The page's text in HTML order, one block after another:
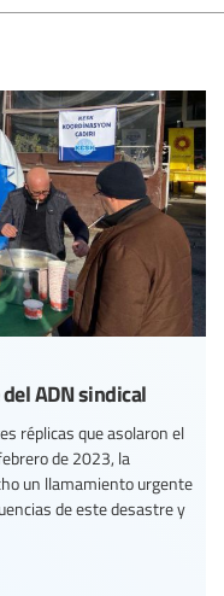
ADN sindical
réplicas que asolaron el
de 2023, la
un llamamiento urgente
de este desastre y